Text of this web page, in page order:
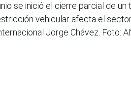
se inició el cierre parcial de
vehicular afecta el
Jorge Chávez. Foto: